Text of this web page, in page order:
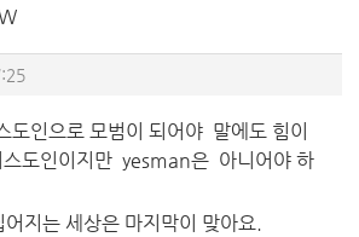
도인으로 모범이 되어야 말에도 힘이
도인이지만 yesman은 아니어야 하
지는 세상은 마지막이 맞아요.